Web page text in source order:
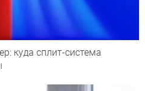
куда сплит-система